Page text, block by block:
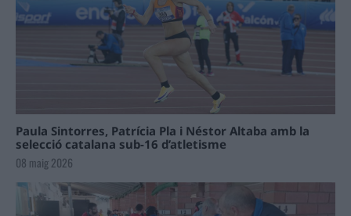
Paula Sintorres, Patrícia Pla i Néstor Altaba amb la
selecció catalana sub-16 d’atletisme
08 maig 2026